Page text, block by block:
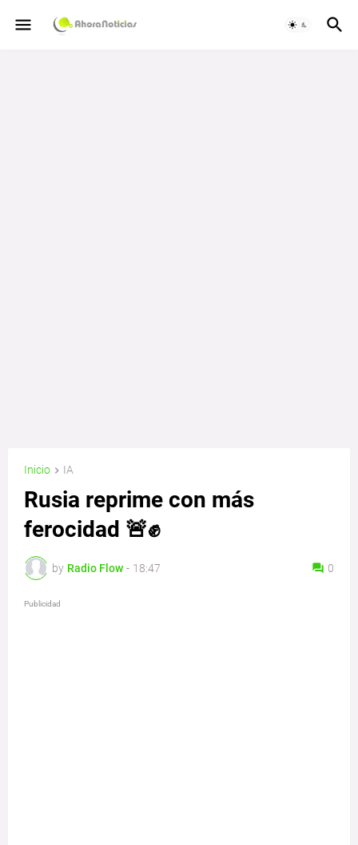
Inicio IA
Rusia reprime con más
ferocidad 🚨✊
by Radio Flow - 18:47 0
Publicidad